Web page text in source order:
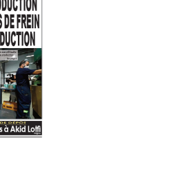
de sauvegarde
menacé de